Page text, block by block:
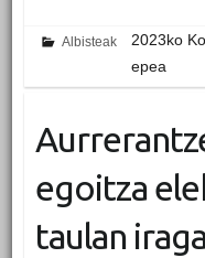
Albisteak
2023ko
epea
egoitza
taulan